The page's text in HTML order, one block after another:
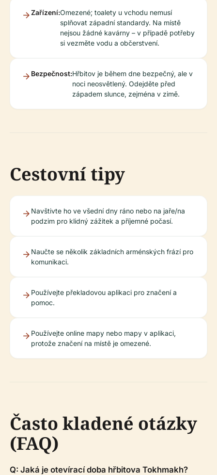
Zařízení:Omezené; toalety u vchodu nemusí
splňovat západní standardy. Na místě
nejsou žádné kavárny – v případě potřeby
si vezměte vodu a občerstvení.
Bezpečnost:Hřbitov je během dne bezpečný, ale v
noci neosvětlený. Odejděte před
západem slunce, zejména v zimě.
Cestovní tipy
Navštivte ho ve všední dny ráno nebo na jaře/na
podzim pro klidný zážitek a příjemné počasí.
Naučte se několik základních arménských frází pro
komunikaci.
Používejte překladovou aplikaci pro značení a
pomoc.
Používejte online mapy nebo mapy v aplikaci,
protože značení na místě je omezené.
Často kladené otázky
(FAQ)
Q: Jaká je otevírací doba hřbitova Tokhmakh?